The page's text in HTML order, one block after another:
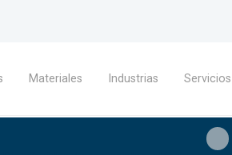
Materiales Industrias Servicios